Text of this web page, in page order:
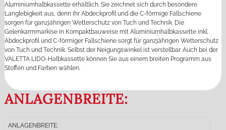
Aluminiumhalbkassette erhältlich. Sie zeichnet sich durch besondere
Langlebigkeit aus, denn ihr Abdeckprofil und die C-förmige Fallschiene
sorgen für ganzjährigen Wetterschutz von Tuch und Technik. Die
Gelenkarmmarkise in Kompaktbauweise mit Aluminiumhalbkassette inkl.
Abdeckprofil und C-förmiger Fallschiene sorgt für ganzjährigen Wetterschutz
von Tuch und Technik. Selbst der Neigungswinkel ist verstellbar. Auch bei der
VALETTA LIDO-Halbkassette können Sie aus einem breiten Programm aus
Stoffen und Farben wählen.
ANLAGENBREITE:
ANLAGENBREITE: